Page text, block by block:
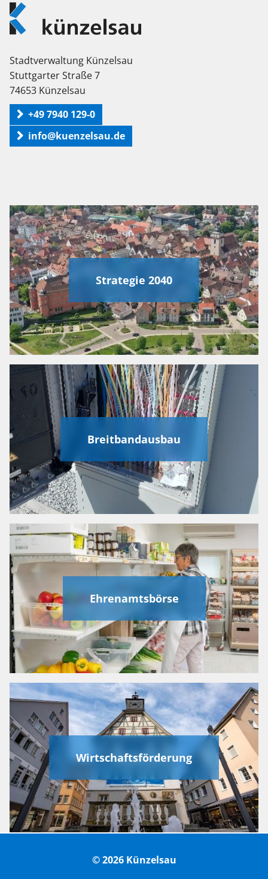
Logo
Künzelsau
Stadtverwaltung Künzelsau
Stuttgarter Straße 7
74653 Künzelsau
+49 7940 129-0
info@kuenzelsau.de
Strategie 2040
Breitbandausbau
Ehrenamtsbörse
Wirtschaftsförderung
© 2026 Künzelsau